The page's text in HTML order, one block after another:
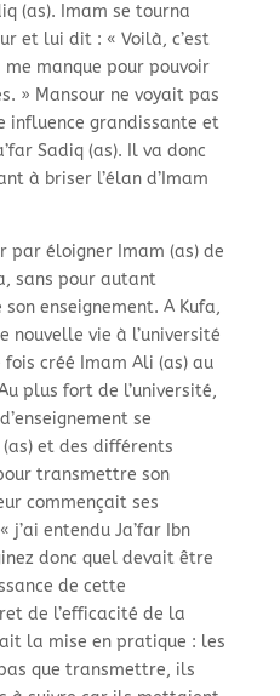
(as). Imam se tourna
et lui dit : « Voilà, c’est
manque pour pouvoir
» Mansour ne voyait pas
influence grandissante et
Sadiq (as). Il va donc
à briser l’élan d’Imam
par éloigner Imam (as) de
sans pour autant
enseignement. A Kufa,
nouvelle vie à l’université
créé Imam Ali (as) au
plus fort de l’université,
se
et des différents
transmettre son
commençait ses
j’ai entendu Ja’far Ibn
donc quel devait être
de cette
de l’efficacité de la
la mise en pratique : les
que transmettre, ils